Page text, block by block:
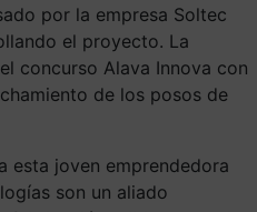
por la empresa Soltec
el proyecto. La
concurso Alava Innova con
de los posos de
esta joven emprendedora
son un aliado